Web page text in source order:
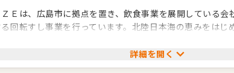
Ｅは、広島市に拠点を置き、飲食事業を展開している会
回転すし事業を行っています。北陸日本海の恵みをは
立したばかりの非常に若い企業です。これから、より一
詳細を開く